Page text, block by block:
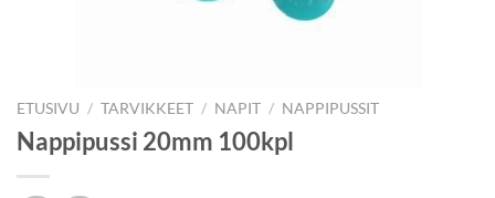
ETUSIVU / TARVIKKEET / NAPIT / NAPPIPUSSIT
Nappipussi 20mm 100kpl